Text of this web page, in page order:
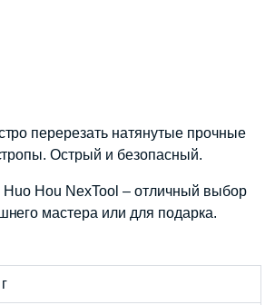
перерезать натянутые прочные
Острый и безопасный.
Huo Hou NexTool – отличный выбор
мастера или для подарка.